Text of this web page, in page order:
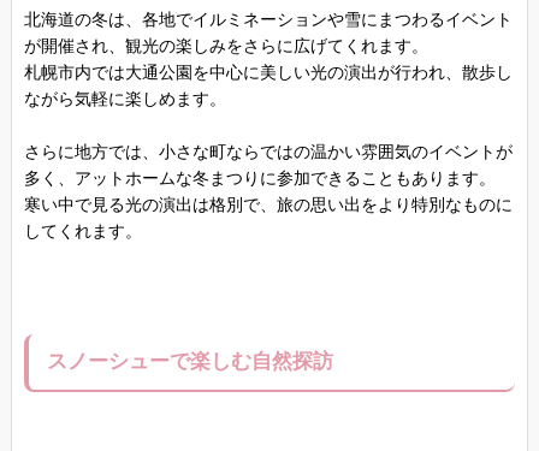
北海道の冬は、各地でイルミネーションや雪にまつわるイベント
が開催され、観光の楽しみをさらに広げてくれます。
札幌市内では大通公園を中心に美しい光の演出が行われ、散歩し
ながら気軽に楽しめます。
さらに地方では、小さな町ならではの温かい雰囲気のイベントが
多く、アットホームな冬まつりに参加できることもあります。
寒い中で見る光の演出は格別で、旅の思い出をより特別なものに
してくれます。
スノーシューで楽しむ自然探訪